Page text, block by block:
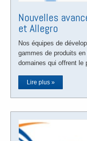
Nouvelles
et Allegro
Nos équipes de
gammes de produits
domaines qui offrent le
Lire plus »